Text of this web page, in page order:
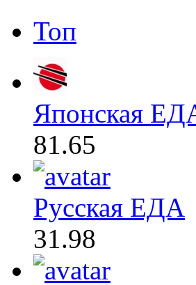
Топ
Японская
81.65
Русская ЕДА
31.98